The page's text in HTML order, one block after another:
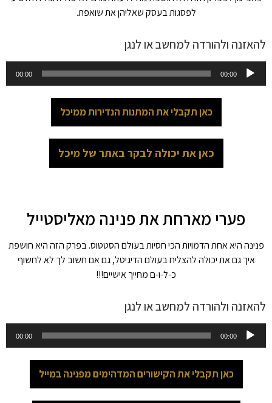
לפסגות בעסק שאליהן את שואפת.
להאזנה ולהורדה למחשב או לנגן
00:00
00:00
כאן תקבלי את המתנות הנדירות ממיכל
כאן את יכולה לבקר באתר של מיכל
פערי מארחת את פנינה מאליסטייל
פנינה היא אחת הדמויות הכי חסיות בעולם הסטטוס. בפרק הזה היא חושפת
איך גם את יכולה להצליח בעולם הדיגיטל, גם אם חשוב לך לא לחשוף
כ-ל-ו-ם מחייך אישיים!!!
להאזנה ולהורדה למחשב או לנגן
00:00
00:00
כאן תקבלי את הקישורים המדהימים מפנינה במייל